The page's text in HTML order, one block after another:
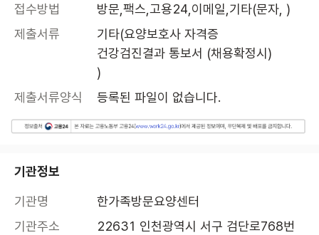
접수방법
방문,팩스,고용24,이메일,기타(문자, )
제출서류
기타(요양보호사 자격증
건강검진결과 통보서 (채용확정시)
)
제출서류양식
등록된 파일이 없습니다.
기관정보
기관명
한가족방문요양센터
기관주소
22631 인천광역시 서구 검단로768번